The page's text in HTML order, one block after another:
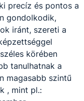
(igazgató: Lovász
precíz és pontos a
gondolkodik,
iránt, szereti a
körében
tanulhatnak a
magasabb szintű
, mint pl.: